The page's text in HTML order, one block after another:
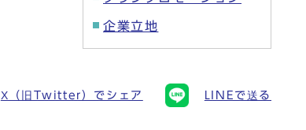
企業立地
X（旧Twitter）でシェア LINEで送る